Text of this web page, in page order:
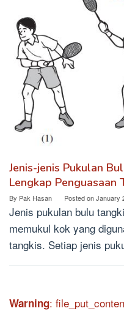
Jenis-jenis Pukulan
Lengkap Penguasaan
By Pak Hasan Posted onJanuary
Jenis pukulan bulu
memukul kok yang
tangkis. Setiap jenis
Warning: